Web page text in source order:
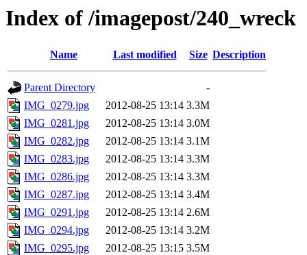
Index of /imagepost/240_wreck
Name Last modified Size Description
Parent Directory
-
IMG_0279.jpg
2012-08-25 13:14 3.3M
IMG_0281.jpg
2012-08-25 13:14 3.0M
IMG_0282.jpg
2012-08-25 13:14 3.1M
IMG_0283.jpg
2012-08-25 13:14 3.3M
IMG_0286.jpg
2012-08-25 13:14 3.3M
IMG_0287.jpg
2012-08-25 13:14 3.4M
IMG_0291.jpg
2012-08-25 13:14 2.6M
IMG_0294.jpg
2012-08-25 13:14 3.2M
IMG_0295.jpg
2012-08-25 13:15 3.5M